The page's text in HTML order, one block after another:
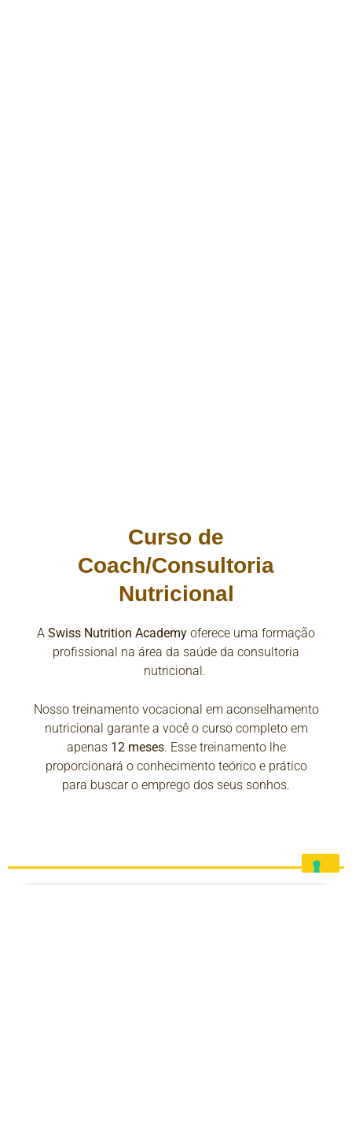
Curso de
Coach/Consultoria
Nutricional
A Swiss Nutrition Academy oferece uma formação
profissional na área da saúde da consultoria
nutricional.
Nosso treinamento vocacional em aconselhamento
nutricional garante a você o curso completo em
apenas 12 meses. Esse treinamento lhe
proporcionará o conhecimento teórico e prático
para buscar o emprego dos seus sonhos.